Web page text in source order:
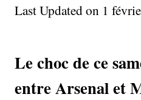
Last Updated on 1
Le choc de ce
entre Arsenal et